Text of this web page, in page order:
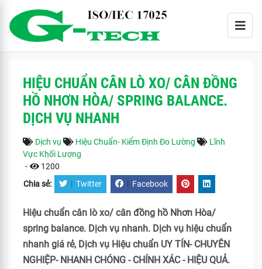
HIỆU CHUẨN CÂN LÒ XO/ CÂN ĐỒNG
HỒ NHƠN HÒA/ SPRING BALANCE.
DỊCH VỤ NHANH
Dịch vụ Hiệu Chuẩn- Kiểm Định Đo Lường
Lĩnh
Vực Khối Lượng
-
1200
Chia sẻ: | Twitter | Facebook
Hiệu chuẩn cân lò xo/ cân đồng hồ Nhơn Hòa/
spring balance. Dịch vụ nhanh. Dịch vụ hiệu chuẩn
nhanh giá rẻ, Dịch vụ Hiệu chuẩn UY TÍN- CHUYÊN
NGHIỆP- NHANH CHÓNG - CHÍNH XÁC - HIỆU QUẢ.